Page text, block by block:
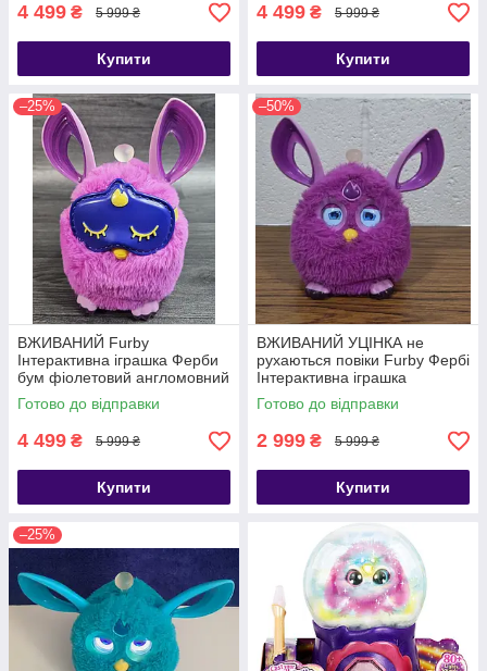
4 499 ₴ 5 999 ₴
Купити
4 499 ₴ 5 999 ₴
Купити
–25%
ВЖИВАНИЙ Furby
Інтерактивна іграшка Ферби
бум фіолетовий англомовний
Connect Magenta
Готово до відправки
4 499 ₴ 5 999 ₴
Купити
–50%
ВЖИВАНИЙ УЦІНКА не
рухаються повіки Furby Фербі
Інтерактивна іграшка
англомовний Connect
Magenta
Готово до відправки
2 999 ₴ 5 999 ₴
Купити
–25%